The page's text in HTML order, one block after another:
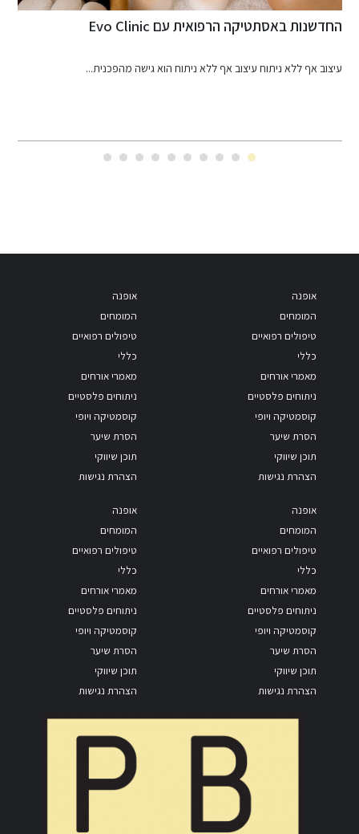
החדשנות באסתטיקה הרפואית עם Evo Clinic
עיצוב אף ללא ניתוח עיצוב אף ללא ניתוח הוא גישה מהפכנית...
אופנה
המומחים
טיפולים רפואיים
כללי
מאמרי אורחים
ניתוחים פלסטיים
קוסמטיקה ויופי
הסרת שיער
תוכן שיווקי
הצהרת נגישות
אופנה
המומחים
טיפולים רפואיים
כללי
מאמרי אורחים
ניתוחים פלסטיים
קוסמטיקה ויופי
הסרת שיער
תוכן שיווקי
הצהרת נגישות
אופנה
המומחים
טיפולים רפואיים
כללי
מאמרי אורחים
ניתוחים פלסטיים
קוסמטיקה ויופי
הסרת שיער
תוכן שיווקי
הצהרת נגישות
אופנה
המומחים
טיפולים רפואיים
כללי
מאמרי אורחים
ניתוחים פלסטיים
קוסמטיקה ויופי
הסרת שיער
תוכן שיווקי
הצהרת נגישות